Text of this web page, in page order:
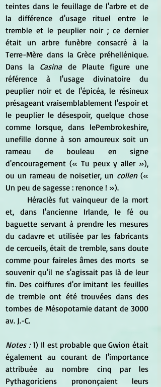
teintes dans le feuillage de l'arbre et de
la différence d'usage rituel entre le
tremble et le peuplier noir ; ce dernier
était un arbre funèbre consacré à la
Terre-Mère dans la Grèce préhellénique.
Dans la Casina de Plaute figure une
référence à l'usage divinatoire du
peuplier noir et de l'épicéa, le résineux
présageant vraisemblablement l'espoir et
le peuplier le désespoir, quelque chose
comme lorsque, dans lePembrokeshire,
unefille donne à son amoureux soit un
rameau de bouleau en signe
d'encouragement (« Tu peux y aller »),
ou un rameau de noisetier, un collen («
Un peu de sagesse : renonce ! »).
et, dans l'ancienne Irlande, le fé ou
baguette servant à prendre les mesures
du cadavre et utilisée par les fabricants
de cercueils, était de tremble, sans doute
comme pour faireles âmes des morts  se
souvenir qu'il ne s'agissait pas là de leur
fin. Des coiffures d'or imitant les feuilles
de tremble ont été trouvées dans des
tombes de Mésopotamie datant de 3000
av. J.-C.
Notes : 1) Il est probable que Gwion était
également au courant de l'importance
attribuée au nombre cinq par les
Pythagoriciens prononçaient leurs